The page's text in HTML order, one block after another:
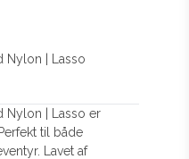
Nylon | Lasso
Nylon | Lasso er
til både
Lavet af